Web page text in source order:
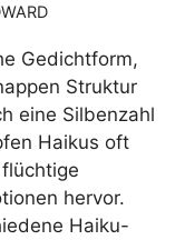
Gedichtform,
Struktur
eine Silbenzahl
Haikus oft
hervor.
Haiku-